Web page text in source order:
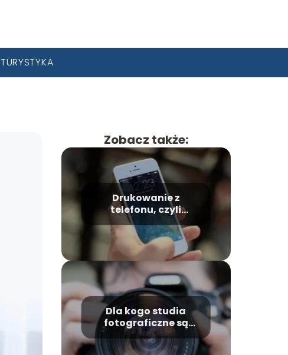
TURYSTYKA
Zobacz także:
Drukowanie z
telefonu, czyli
przegląd dostępnych
technologii
Dla kogo studia
fotograficzne są
dobrym wyborem?